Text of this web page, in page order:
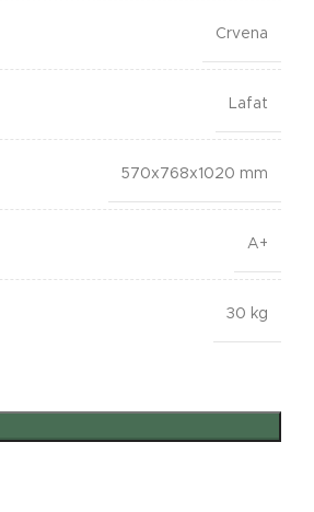
Crvena
Lafat
570x768x1020 mm
A+
30 kg